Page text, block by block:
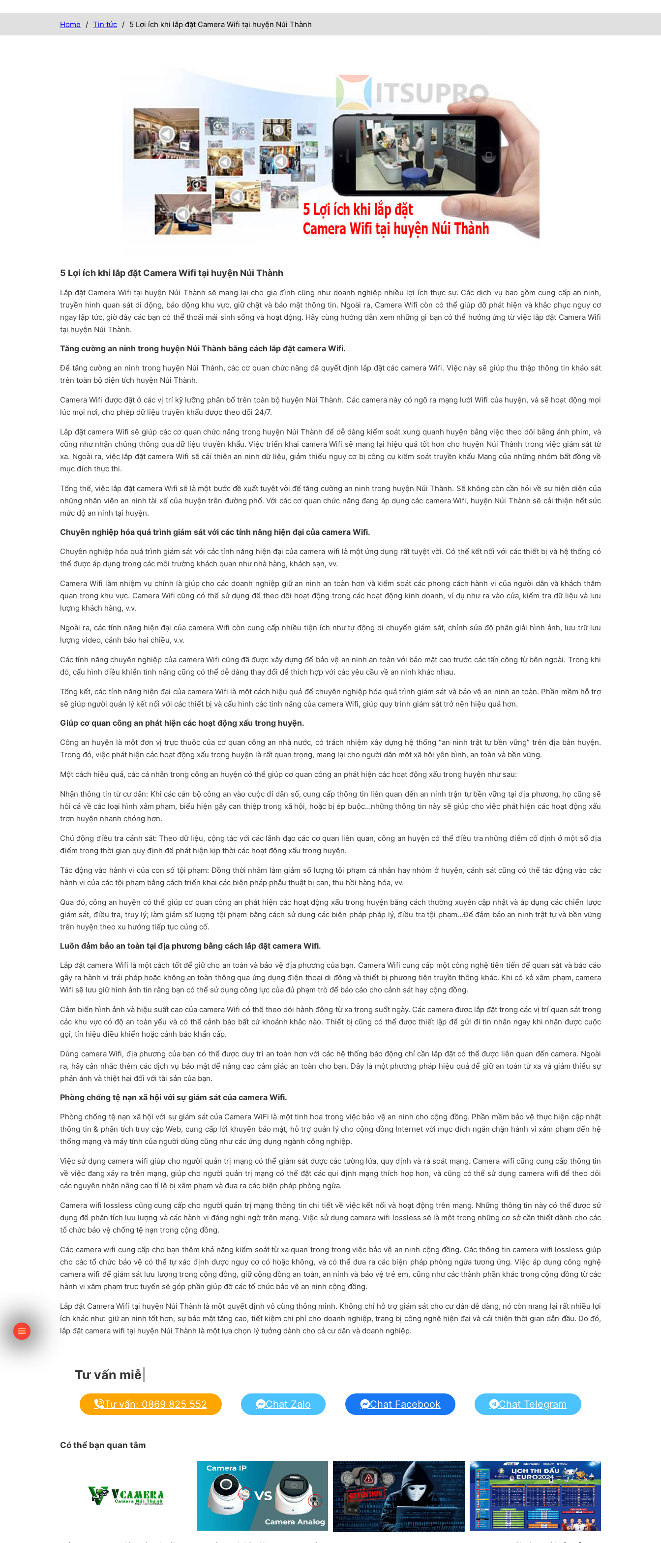
Home / Tin tức / 5 Lợi ích khi lắp đặt Camera Wifi tại huyện Núi Thành
5 Lợi ích khi lắp đặt Camera Wifi tại huyện Núi Thành
Lắp đặt Camera Wifi tại huyện Núi Thành sẽ mang lại cho gia đình cũng như doanh nghiệp nhiều lợi ích thực sự. Các dịch vụ bao gồm cung cấp an ninh,
truyền hình quan sát di động, báo động khu vực, giữ chặt và bảo mật thông tin. Ngoài ra, Camera Wifi còn có thể giúp đỡ phát hiện và khắc phục nguy cơ
ngay lập tức, giờ đây các bạn có thể thoải mái sinh sống và hoạt động. Hãy cùng hướng dẫn xem những gì bạn có thể hưởng ứng từ việc lắp đặt Camera Wifi
tại huyện Núi Thành.
Tăng cường an ninh trong huyện Núi Thành bằng cách lắp đặt camera Wifi.
Để tăng cường an ninh trong huyện Núi Thành, các cơ quan chức năng đã quyết định lắp đặt các camera Wifi. Việc này sẽ giúp thu thập thông tin khảo sát
trên toàn bộ diện tích huyện Núi Thành.
Camera Wifi được đặt ở các vị trí kỹ lưỡng phân bố trên toàn bộ huyện Núi Thành. Các camera này có ngõ ra mạng lưới Wifi của huyện, và sẽ hoạt động mọi
lúc mọi nơi, cho phép dữ liệu truyền khẩu được theo dõi 24/7.
Lắp đặt camera Wifi sẽ giúp các cơ quan chức năng trong huyện Núi Thành để dễ dàng kiểm soát xung quanh huyện bằng việc theo dõi bằng ảnh phim, và
cũng như nhận chúng thông qua dữ liệu truyền khẩu. Việc triển khai camera Wifi sẽ mang lại hiệu quả tốt hơn cho huyện Núi Thành trong việc giám sát từ
xa. Ngoài ra, việc lắp đặt camera Wifi sẽ cải thiện an ninh dữ liệu, giảm thiểu nguy cơ bị công cụ kiểm soát truyền khẩu Mạng của những nhóm bất đồng về
mục đích thực thi.
Tổng thể, việc lắp đặt camera Wifi sẽ là một bước đề xuất tuyệt vời để tăng cường an ninh trong huyện Núi Thành. Sẽ không còn cần hỏi về sự hiện diện của
những nhân viên an ninh tài xế của huyện trên đường phố. Với các cơ quan chức năng đang áp dụng các camera Wifi, huyện Núi Thành sẽ cải thiện hết sức
mức độ an ninh tại huyện.
Chuyên nghiệp hóa quá trình giám sát với các tính năng hiện đại của camera Wifi.
Chuyên nghiệp hóa quá trình giám sát với các tính năng hiện đại của camera wifi là một ứng dụng rất tuyệt vời. Có thể kết nối với các thiết bị và hệ thống có
thể được áp dụng trong các môi trường khách quan như nhà hàng, khách sạn, vv.
Camera Wifi làm nhiệm vụ chính là giúp cho các doanh nghiệp giữ an ninh an toàn hơn và kiểm soát các phong cách hành vi của người dân và khách thăm
quan trong khu vực. Camera Wifi cũng có thể sử dụng để theo dõi hoạt động trong các hoạt động kinh doanh, ví dụ như ra vào cửa, kiểm tra dữ liệu và lưu
lượng khách hàng, v.v.
Ngoài ra, các tính năng hiện đại của camera Wifi còn cung cấp nhiều tiện ích như tự động di chuyển giám sát, chỉnh sửa độ phân giải hình ảnh, lưu trữ lưu
lượng video, cảnh báo hai chiều, v.v.
Các tính năng chuyên nghiệp của camera Wifi cũng đã được xây dựng để bảo vệ an ninh an toàn với bảo mật cao trước các tấn công từ bên ngoài. Trong khi
đó, cấu hình điều khiển tính năng cũng có thể dễ dàng thay đổi để thích hợp với các yêu cầu về an ninh khác nhau.
Tổng kết, các tính năng hiện đại của camera Wifi là một cách hiệu quả để chuyên nghiệp hóa quá trình giám sát và bảo vệ an ninh an toàn. Phần mềm hỗ trợ
sẽ giúp người quản lý kết nối với các thiết bị và cấu hình các tính năng của camera Wifi, giúp quy trình giám sát trở nên hiệu quả hơn.
Giúp cơ quan công an phát hiện các hoạt động xấu trong huyện.
Công an huyện là một đơn vị trực thuộc của cơ quan công an nhà nước, có trách nhiệm xây dựng hệ thống “an ninh trật tự bền vững” trên địa bàn huyện.
Trong đó, việc phát hiện các hoạt động xấu trong huyện là rất quan trọng, mang lại cho người dân một xã hội yên bình, an toàn và bền vững.
Một cách hiệu quả, các cá nhân trong công an huyện có thể giúp cơ quan công an phát hiện các hoạt động xấu trong huyện như sau:
Nhận thông tin từ cư dân: Khi các cán bộ công an vào cuộc đi dân số, cung cấp thông tin liên quan đến an ninh trận tự bền vững tại địa phương, họ cũng sẽ
hỏi cả về các loại hình xâm phạm, biểu hiện gây can thiệp trong xã hội, hoặc bị ép buộc…những thông tin này sẽ giúp cho việc phát hiện các hoạt động xấu
trơn huyện nhanh chóng hơn.
Chủ động điều tra cảnh sát: Theo dữ liệu, cộng tác với các lãnh đạo các cơ quan liên quan, công an huyện có thể điều tra những điểm cố định ở một số địa
điểm trong thời gian quy định để phát hiện kịp thời các hoạt động xấu trong huyện.
Tác động vào hành vi của con số tội phạm: Đồng thời nhằm làm giảm số lượng tội phạm cá nhân hay nhóm ở huyện, cảnh sát cũng có thể tác động vào các
hành vi của các tội phạm bằng cách triển khai các biện pháp phẫu thuật bị can, thu hồi hàng hóa, vv.
Qua đó, công an huyện có thể giúp cơ quan công an phát hiện các hoạt động xấu trong huyện bằng cách thường xuyên cập nhật và áp dụng các chiến lược
giám sát, điều tra, truy lý; làm giảm số lượng tội phạm bằng cách sử dụng các biện pháp pháp lý, điều tra tội phạm…Để đảm bảo an ninh trật tự và bền vững
trên huyện theo xu hướng tiếp tục củng cố.
Luôn đảm bảo an toàn tại địa phương bằng cách lắp đặt camera Wifi.
Lắp đặt camera Wifi là một cách tốt để giữ cho an toàn và bảo vệ địa phương của bạn. Camera Wifi cung cấp một công nghệ tiên tiến để quan sát và báo cáo
gây ra hành vi trái phép hoặc không an toàn thông qua ứng dụng điện thoại di động và thiết bị phương tiện truyền thông khác. Khi có kẻ xâm phạm, camera
Wifi sẽ lưu giữ hình ảnh tin rằng bạn có thể sử dụng công lực của đủ phạm trò để báo cáo cho cảnh sát hay cộng đồng.
Cảm biến hình ảnh và hiệu suất cao của camera Wifi có thể theo dõi hành động từ xa trong suốt ngày. Các camera được lắp đặt trong các vị trí quan sát trong
các khu vực có độ an toàn yếu và có thể cảnh báo bất cứ khoảnh khắc nào. Thiết bị cũng có thể được thiết lập để gửi đi tin nhắn ngay khi nhận được cuộc
gọi, tín hiệu điều khiển hoặc cảnh báo khẩn cấp.
Dùng camera Wifi, địa phương của bạn có thể được duy trì an toàn hơn với các hệ thống báo động chỉ cần lắp đặt có thể được liên quan đến camera. Ngoài
ra, hãy cân nhắc thêm các dịch vụ bảo mật để nâng cao cảm giác an toàn cho bạn. Đây là một phương pháp hiệu quả để giữ an toàn từ xa và giảm thiểu sự
phản ánh và thiệt hại đối với tài sản của bạn.
Phòng chống tệ nạn xã hội với sự giám sát của camera Wifi.
Phòng chống tệ nạn xã hội với sự giám sát của Camera WiFi là một tinh hoa trong việc bảo vệ an ninh cho cộng đồng. Phần mềm bảo vệ thực hiện cập nhật
thông tin & phân tích truy cập Web, cung cấp lời khuyên bảo mật, hỗ trợ quản lý cho cộng đồng Internet với mục đích ngăn chặn hành vi xâm phạm đến hệ
thống mạng và máy tính của người dùng cũng như các ứng dụng ngành công nghiệp.
Việc sử dụng camera wifi giúp cho người quản trị mạng có thể giám sát được các tường lửa, quy định và rà soát mạng. Camera wifi cũng cung cấp thông tin
về việc đang xảy ra trên mạng, giúp cho người quản trị mạng có thể đặt các qui định mạng thích hợp hơn, và cũng có thể sử dụng camera wifi để theo dõi
các nguyên nhân nâng cao tỉ lệ bị xâm phạm và đưa ra các biện pháp phòng ngừa.
Camera wifi lossless cũng cung cấp cho người quản trị mạng thông tin chi tiết về việc kết nối và hoạt động trên mạng. Những thông tin này có thể được sử
dụng để phân tích lưu lượng và các hành vi đáng nghi ngờ trên mạng. Việc sử dụng camera wifi lossless sẽ là một trong những cơ sở cần thiết dành cho các
tổ chức bảo vệ chống tệ nạn trong cộng đồng.
Các camera wifi cung cấp cho bạn thêm khả năng kiểm soát từ xa quan trọng trong việc bảo vệ an ninh cộng đồng. Các thông tin camera wifi lossless giúp
cho các tổ chức bảo vệ có thể tự xác định được nguy cơ có hoặc không, và có thể đưa ra các biện pháp phòng ngừa tương ứng. Việc áp dụng công nghệ
camera wifi để giám sát lưu lượng trong cộng đồng, giữ cộng đồng an toàn, an ninh và bảo vệ trẻ em, cũng như các thành phần khác trong cộng đồng từ các
hành vi xâm phạm trực tuyến sẽ góp phần giúp đỡ các tổ chức bảo vệ an ninh cộng đồng.
Lắp đặt Camera Wifi tại huyện Núi Thành là một quyết định vô cùng thông minh. Không chỉ hỗ trợ giám sát cho cư dân dễ dàng, nó còn mang lại rất nhiều lợi
ích khác như: giữ an ninh tốt hơn, sự bảo mật tăng cao, tiết kiệm chi phí cho doanh nghiệp, trang bị công nghệ hiện đại và cải thiện thời gian dẫn đầu. Do đó,
lắp đặt camera wifi tại huyện Núi Thành là một lựa chọn lý tưởng dành cho cả cư dân và doanh nghiệp.
Tư vấn miễn phí
Tư vấn: 0869 825 552 Chat Zalo Chat Facebook Chat Telegram
Có thể bạn quan tâm